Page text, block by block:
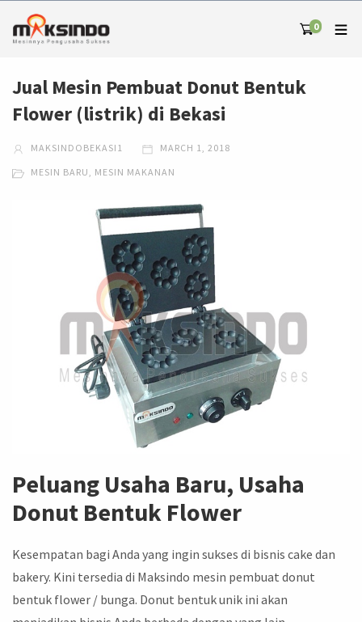
0
Jual Mesin Pembuat Donut Bentuk
Flower (listrik) di Bekasi
MAKSINDOBEKASI1 MARCH 1, 2018
MESIN BARU, MESIN MAKANAN
Peluang Usaha Baru, Usaha
Donut Bentuk Flower
Kesempatan bagi Anda yang ingin sukses di bisnis cake dan
bakery. Kini tersedia di Maksindo mesin pembuat donut
bentuk flower / bunga. Donut bentuk unik ini akan